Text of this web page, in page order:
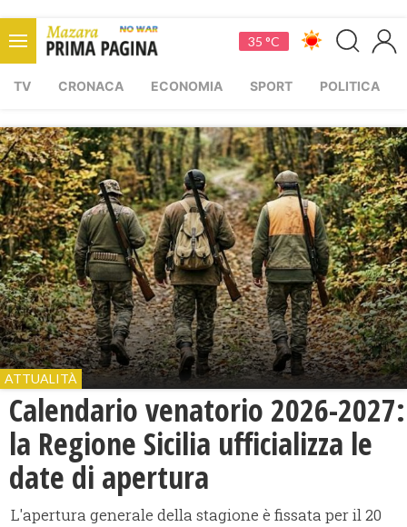
35 °C
TV CRONACA ECONOMIA SPORT POLITICA
ATTUALITÀ
Calendario venatorio 2026-2027:
la Regione Sicilia ufficializza le
date di apertura
L'apertura generale della stagione è fissata per il 20